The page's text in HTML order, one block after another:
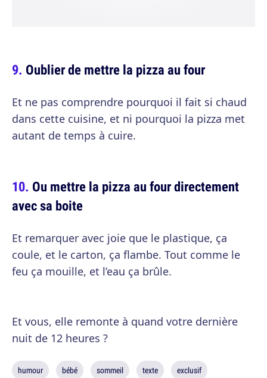
Oublier de mettre la pizza au four
Et ne pas comprendre pourquoi il fait si chaud
dans cette cuisine, et ni pourquoi la pizza met
autant de temps à cuire.
Ou mettre la pizza au four directement
avec sa boite
Et remarquer avec joie que le plastique, ça
coule, et le carton, ça flambe. Tout comme le
feu ça mouille, et l’eau ça brûle.
Et vous, elle remonte à quand votre dernière
nuit de 12 heures ?
humour bébé sommeil texte exclusif